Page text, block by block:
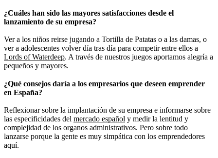
¿Cuáles han sido las mayores satisfacciones desde el
lanzamiento de su empresa?
Ver a los niños reirse jugando a Tortilla de Patatas o a las damas, o
ver a adolescentes volver día tras día para competir entre ellos a
Lords of Waterdeep. A través de nuestros juegos aportamos alegría a
pequeños y mayores.
¿Qué consejos daría a los empresarios que deseen emprender
en España?
Reflexionar sobre la implantación de su empresa e informarse sobre
las especificidades del mercado español y medir la lentitud y
complejidad de los organos administrativos. Pero sobre todo
lanzarse porque la gente es muy simpática con los emprendedores
aquí.